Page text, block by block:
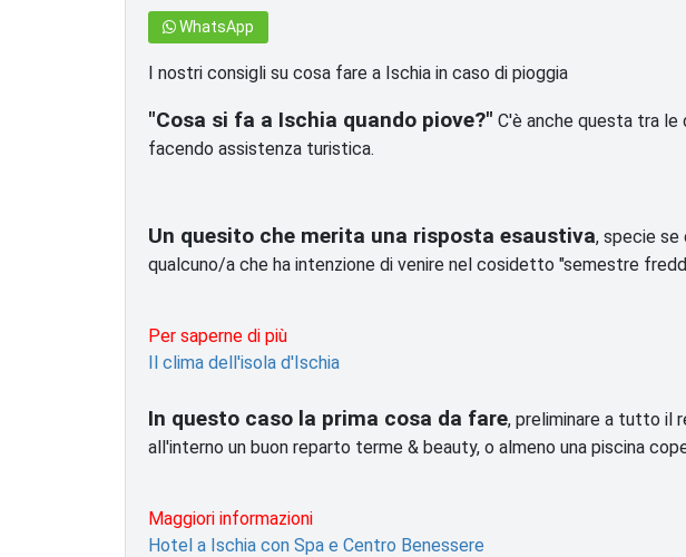
WhatsApp
I nostri consigli su cosa fare a Ischia in caso di pioggia
"Cosa si fa a Ischia quando piove?" C'è anche questa tra le
facendo assistenza turistica.
Un quesito che merita una risposta esaustiva, specie
qualcuno/a che ha intenzione di venire nel cosidetto "semestre
Per saperne di più
Il clima dell'isola d'Ischia
In questo caso la prima cosa da fare, preliminare a tutto il
all'interno un buon reparto terme & beauty, o almeno una piscina
Maggiori informazioni
Hotel a Ischia con Spa e Centro Benessere